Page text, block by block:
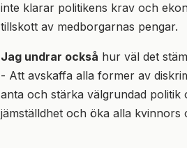
inte klarar politikens krav och
tillskott av medborgarnas pengar.
Jag undrar också hur väl det
- Att avskaffa alla former av
anta och stärka välgrundad
jämställdhet och öka alla